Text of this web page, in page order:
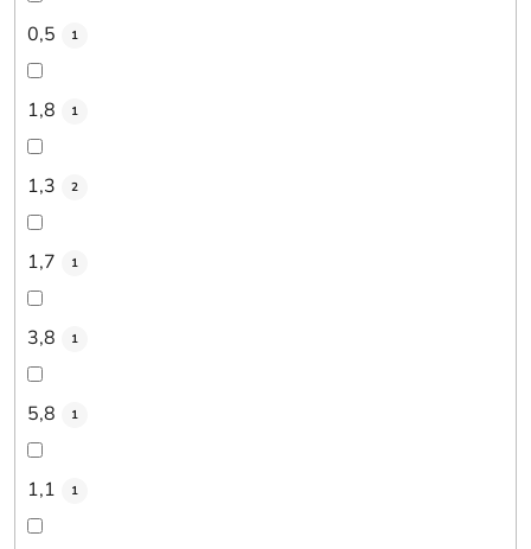
0,5 1
1,8 1
1,3 2
1,7 1
3,8 1
5,8 1
1,1 1